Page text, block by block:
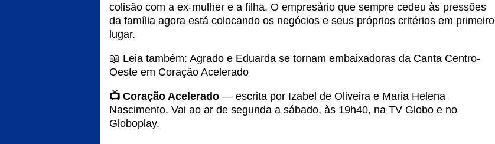
colisão com a ex-mulher e a filha. O empresário que sempre cedeu às pressões
da família agora está colocando os negócios e seus próprios critérios em primeiro
lugar.
📖 Leia também: Agrado e Eduarda se tornam embaixadoras da Canta Centro-
Oeste em Coração Acelerado
📺 Coração Acelerado — escrita por Izabel de Oliveira e Maria Helena
Nascimento. Vai ao ar de segunda a sábado, às 19h40, na TV Globo e no
Globoplay.